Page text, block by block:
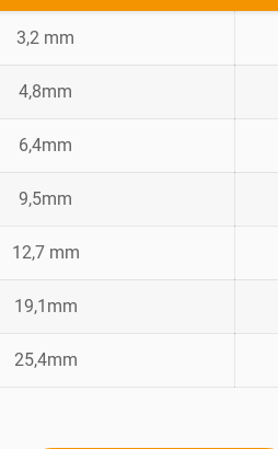
3,2 mm
4,8mm
6,4mm
9,5mm
12,7 mm
19,1mm
25,4mm